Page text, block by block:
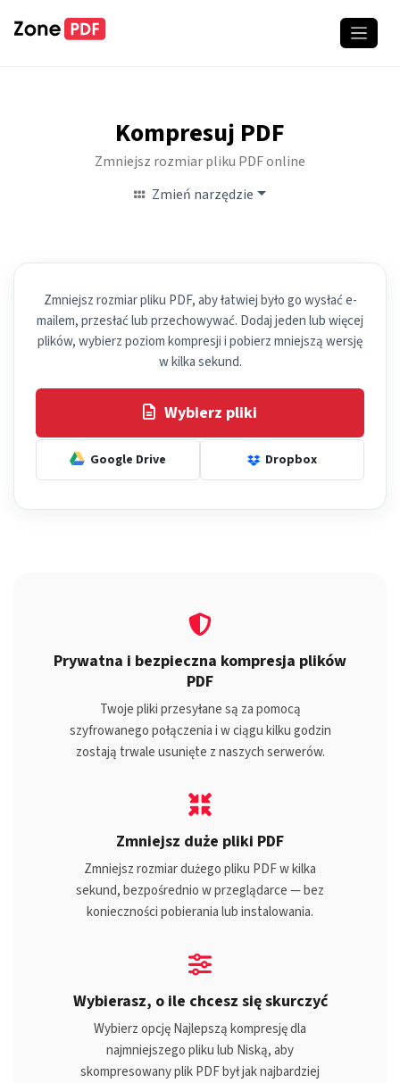
Kompresuj PDF
Zmniejsz rozmiar pliku PDF online
Zmień narzędzie
Zmniejsz rozmiar pliku PDF, aby łatwiej było go wysłać e-
mailem, przesłać lub przechowywać. Dodaj jeden lub więcej
plików, wybierz poziom kompresji i pobierz mniejszą wersję
w kilka sekund.
Wybierz pliki
Google Drive Dropbox
Prywatna i bezpieczna kompresja plików
PDF
Twoje pliki przesyłane są za pomocą
szyfrowanego połączenia i w ciągu kilku godzin
zostają trwale usunięte z naszych serwerów.
Zmniejsz duże pliki PDF
Zmniejsz rozmiar dużego pliku PDF w kilka
sekund, bezpośrednio w przeglądarce — bez
konieczności pobierania lub instalowania.
Wybierasz, o ile chcesz się skurczyć
Wybierz opcję Najlepszą kompresję dla
najmniejszego pliku lub Niską, aby
skompresowany plik PDF był jak najbardziej